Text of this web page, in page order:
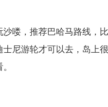
喽，推荐巴哈马路线，
尼游轮才可以去，岛上